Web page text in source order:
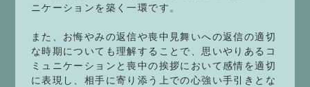
ニケーションを築く一環です。
また、お悔やみの返信や喪中見舞いへの返信の適切
な時期についても理解することで、思いやりあるコ
ミュニケーションと喪中の挨拶において感情を適切
に表現し、相手に寄り添う上での心強い手引きとな